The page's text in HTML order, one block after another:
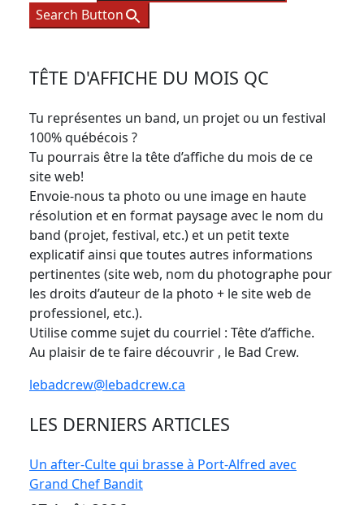
Search Button
TÊTE D'AFFICHE DU MOIS QC
Tu représentes un band, un projet ou un festival
100% québécois ?
Tu pourrais être la tête d’affiche du mois de ce
site web!
Envoie-nous ta photo ou une image en haute
résolution et en format paysage avec le nom du
band (projet, festival, etc.) et un petit texte
explicatif ainsi que toutes autres informations
pertinentes (site web, nom du photographe pour
les droits d’auteur de la photo + le site web de
professionel, etc.).
Utilise comme sujet du courriel : Tête d’affiche.
Au plaisir de te faire découvrir , le Bad Crew.
lebadcrew@lebadcrew.ca
LES DERNIERS ARTICLES
Un after-Culte qui brasse à Port-Alfred avec
Grand Chef Bandit